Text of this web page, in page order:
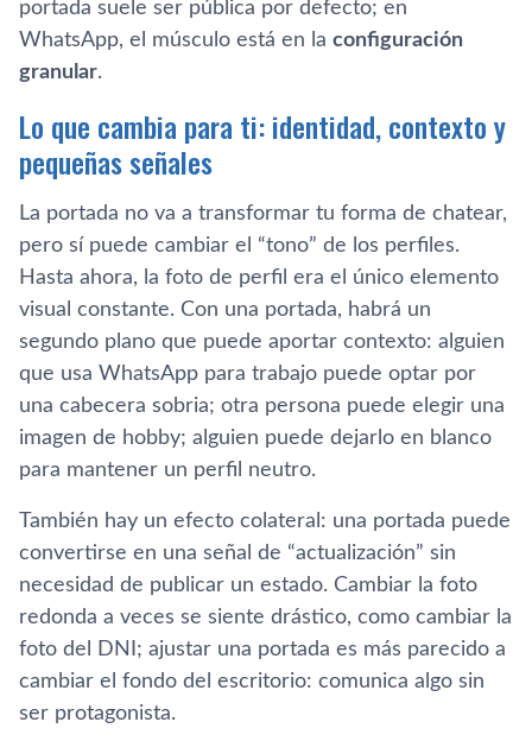
portada suele ser pública por defecto; en
WhatsApp, el músculo está en la configuración
granular.
Lo que cambia para ti: identidad, contexto y
pequeñas señales
La portada no va a transformar tu forma de chatear,
pero sí puede cambiar el “tono” de los perfiles.
Hasta ahora, la foto de perfil era el único elemento
visual constante. Con una portada, habrá un
segundo plano que puede aportar contexto: alguien
que usa WhatsApp para trabajo puede optar por
una cabecera sobria; otra persona puede elegir una
imagen de hobby; alguien puede dejarlo en blanco
para mantener un perfil neutro.
También hay un efecto colateral: una portada puede
convertirse en una señal de “actualización” sin
necesidad de publicar un estado. Cambiar la foto
redonda a veces se siente drástico, como cambiar la
foto del DNI; ajustar una portada es más parecido a
cambiar el fondo del escritorio: comunica algo sin
ser protagonista.